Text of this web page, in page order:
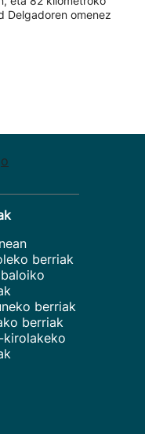
Delgadoren omenez
berriak
berriak
berriak
kirolakeko